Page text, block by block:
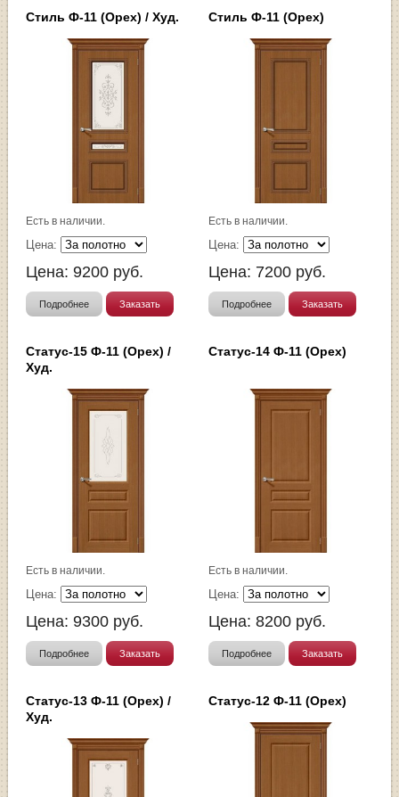
Стиль Ф-11 (Орех) / Худ.
Есть в наличии.
Цена:
Цена:9200 руб.
Подробнее Заказать
Стиль Ф-11 (Орех)
Есть в наличии.
Цена:
Цена: 7200 руб.
Подробнее Заказать
Статус-15 Ф-11 (Орех) /
Худ.
Есть в наличии.
Цена:
Цена:9300 руб.
Подробнее Заказать
Статус-14 Ф-11 (Орех)
Есть в наличии.
Цена:
Цена: 8200 руб.
Подробнее Заказать
Статус-13 Ф-11 (Орех) /
Худ.
Статус-12 Ф-11 (Орех)